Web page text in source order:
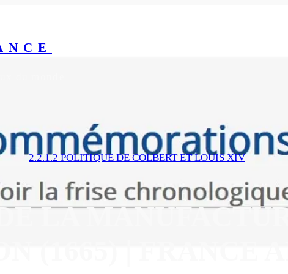
2.2.1.2 POLITIQUE DE COLBERT ET LOUIS XIV
LA